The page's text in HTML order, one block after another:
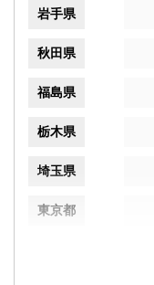
岩手県
秋田県
福島県
栃木県
埼玉県
東京都